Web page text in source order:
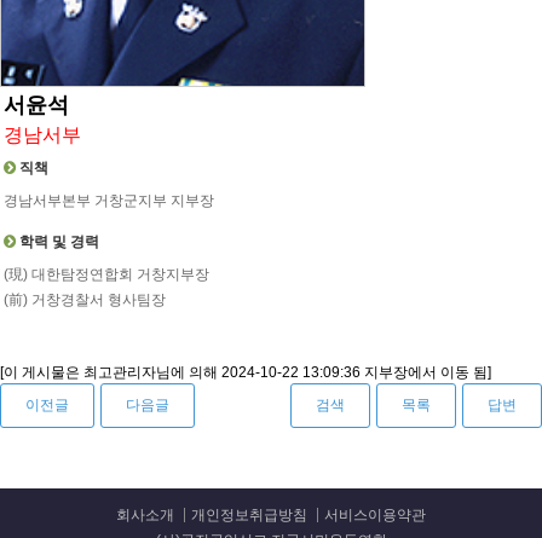
서윤석
경남서부
직책
경남서부본부 거창군지부 지부장
학력 및 경력
(現) 대한탐정연합회 거창지부장
(前) 거창경찰서 형사팀장
[이 게시물은 최고관리자님에 의해 2024-10-22 13:09:36 지부장에서 이동 됨]
이전글
다음글 검색 목록 답변
회사소개 개인정보취급방침
서비스이용약관